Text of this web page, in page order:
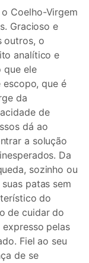
Coelho-Virgem
Gracioso e
outros, o
analítico e
que ele
escopo, que é
da
de
dá ao
a solução
Da
sozinho ou
patas sem
do
de cuidar do
pelas
Fiel ao seu
de se